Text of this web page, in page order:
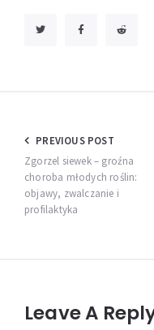
Nawigacja
wpisu
PREVIOUS POST
Zgorzel siewek – groźna
choroba młodych roślin:
objawy, zwalczanie i
profilaktyka
Leave A